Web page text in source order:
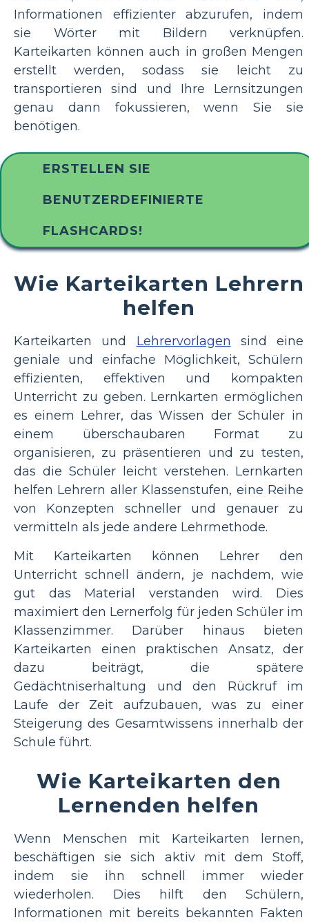
Informationen effizienter abzurufen, indem
sie Wörter mit Bildern verknüpfen.
Karteikarten können auch in großen Mengen
erstellt werden, sodass sie leicht zu
transportieren sind und Ihre Lernsitzungen
genau dann fokussieren, wenn Sie sie
benötigen.
ERSTELLEN SIE
BENUTZERDEFINIERTE
FLASHCARDS!
Wie Karteikarten Lehrern
helfen
Karteikarten und Lehrervorlagen sind eine
geniale und einfache Möglichkeit, Schülern
effizienten, effektiven und kompakten
Unterricht zu geben. Lernkarten ermöglichen
es einem Lehrer, das Wissen der Schüler in
einem überschaubaren Format zu
organisieren, zu präsentieren und zu testen,
das die Schüler leicht verstehen. Lernkarten
helfen Lehrern aller Klassenstufen, eine Reihe
von Konzepten schneller und genauer zu
vermitteln als jede andere Lehrmethode.
Mit Karteikarten können Lehrer den
Unterricht schnell ändern, je nachdem, wie
gut das Material verstanden wird. Dies
maximiert den Lernerfolg für jeden Schüler im
Klassenzimmer. Darüber hinaus bieten
Karteikarten einen praktischen Ansatz, der
dazu beiträgt, die spätere
Gedächtniserhaltung und den Rückruf im
Laufe der Zeit aufzubauen, was zu einer
Steigerung des Gesamtwissens innerhalb der
Schule führt.
Wie Karteikarten den
Lernenden helfen
Wenn Menschen mit Karteikarten lernen,
beschäftigen sie sich aktiv mit dem Stoff,
indem sie ihn schnell immer wieder
wiederholen. Dies hilft den Schülern,
Informationen mit bereits bekannten Fakten